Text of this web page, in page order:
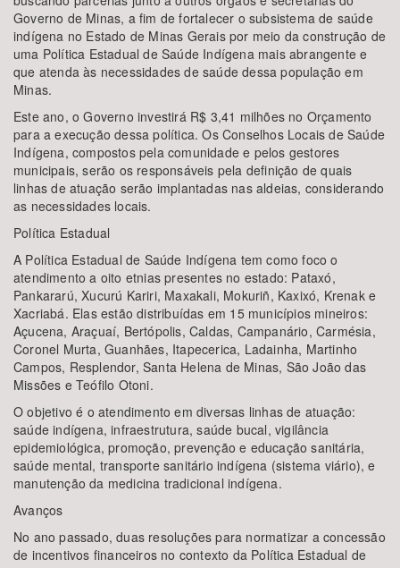
Governo de Minas, a fim de fortalecer o subsistema de saúde
indígena no Estado de Minas Gerais por meio da construção de
uma Política Estadual de Saúde Indígena mais abrangente e
que atenda às necessidades de saúde dessa população em
Minas.
Este ano, o Governo investirá R$ 3,41 milhões no Orçamento
para a execução dessa política. Os Conselhos Locais de Saúde
Indígena, compostos pela comunidade e pelos gestores
municipais, serão os responsáveis pela definição de quais
linhas de atuação serão implantadas nas aldeias, considerando
as necessidades locais.
Política Estadual
A Política Estadual de Saúde Indígena tem como foco o
atendimento a oito etnias presentes no estado: Pataxó,
Pankararú, Xucurú Kariri, Maxakali, Mokuriñ, Kaxixó, Krenak e
Xacriabá. Elas estão distribuídas em 15 municípios mineiros:
Açucena, Araçuaí, Bertópolis, Caldas, Campanário, Carmésia,
Coronel Murta, Guanhães, Itapecerica, Ladainha, Martinho
Campos, Resplendor, Santa Helena de Minas, São João das
Missões e Teófilo Otoni.
O objetivo é o atendimento em diversas linhas de atuação:
saúde indígena, infraestrutura, saúde bucal, vigilância
epidemiológica, promoção, prevenção e educação sanitária,
saúde mental, transporte sanitário indígena (sistema viário), e
manutenção da medicina tradicional indígena.
Avanços
No ano passado, duas resoluções para normatizar a concessão
de incentivos financeiros no contexto da Política Estadual de